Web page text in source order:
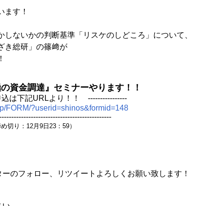
ます！
ないかの判断基準「リスケのしどころ」について、
き総研」の篠﨑が
資金調達』セミナーやります！！
は下記URLより！！ ----------------
FORM/?userid=shinos&formid=148
め切り：12月9日23：59）
のフォロー、リツイートよろしくお願い致します！